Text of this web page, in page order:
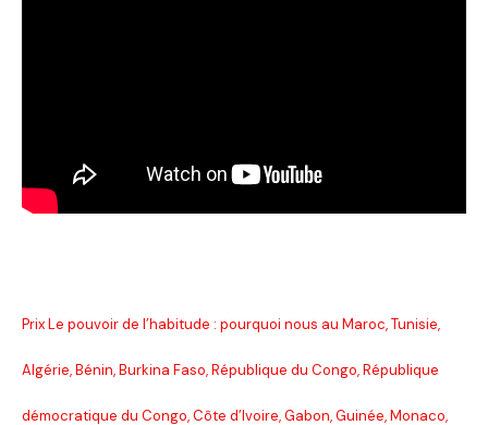
Prix Le pouvoir de l’habitude : pourquoi nous au Maroc, Tunisie,
Algérie, Bénin, Burkina Faso, République du Congo, République
démocratique du Congo, Côte d’Ivoire, Gabon, Guinée, Monaco,